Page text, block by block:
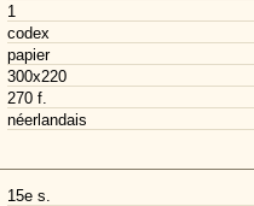
1
codex
papier
300x220
270 f.
néerlandais
15e s.